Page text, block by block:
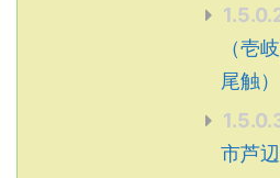
（壱
尾触）
市芦